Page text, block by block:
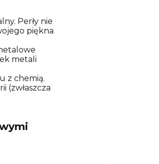
Perły nie
piękna
metali
z chemią.
(zwłaszcza